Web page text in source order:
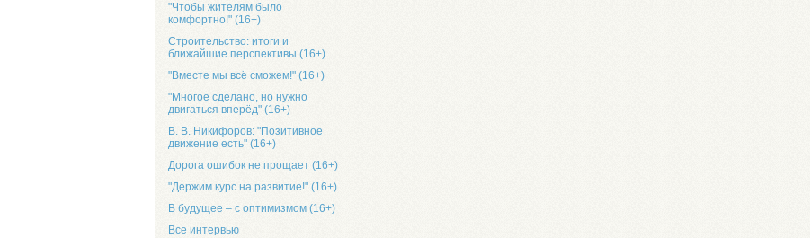
"Чтобы жителям было
комфортно!" (16+)
Строительство: итоги и
ближайшие перспективы (16+)
"Вместе мы всё сможем!" (16+)
"Многое сделано, но нужно
двигаться вперёд" (16+)
В. В. Никифоров: "Позитивное
движение есть" (16+)
Дорога ошибок не прощает (16+)
"Держим курс на развитие!" (16+)
В будущее – с оптимизмом (16+)
Все интервью